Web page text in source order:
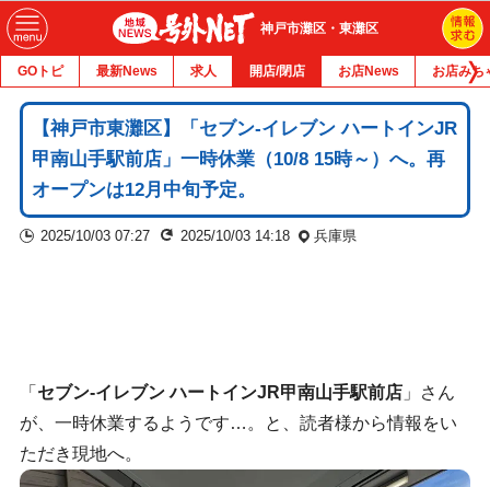
神戸市灘区・東灘区
GOトピ 最新News 求人 開店/閉店 お店News お店みち
【神戸市東灘区】「セブン-イレブン ハートインJR
甲南山手駅前店」一時休業（10/8 15時～）へ。再
オープンは12月中旬予定。
2025/10/03 07:27 2025/10/03 14:18 兵庫県
「 セブン-イレブン ハートインJR甲南山手駅前店」さん
が、一時休業するようです…。と、読者様から情報をい
ただき現地へ。